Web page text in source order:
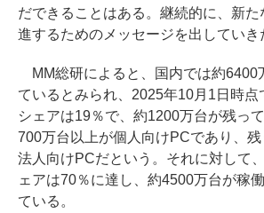
だできることはある。継続的に、新た
進するためのメッセージを出していき
MM総研によると、国内では約6400
ているとみられ、2025年10月1日時
シェアは19％で、約1200万台が残っ
700万台以上が個人向けPCであり、
法人向けPCだという。それに対して
ェアは70％に達し、約4500万台が稼
ている。